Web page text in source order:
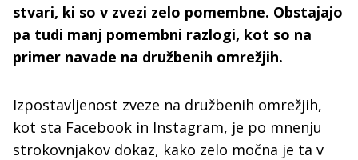
stvari, ki so v zvezi zelo pomembne. Obstajajo
pa tudi manj pomembni razlogi, kot so na
primer navade na družbenih omrežjih.
Izpostavljenost zveze na družbenih omrežjih,
kot sta Facebook in Instagram, je po mnenju
strokovnjakov dokaz, kako zelo močna je ta v